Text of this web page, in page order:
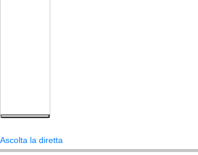
Ascolta la diretta